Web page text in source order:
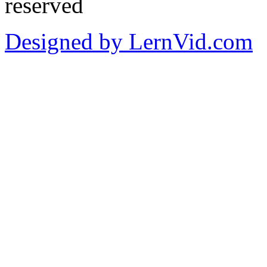
Designed by LernVid.com